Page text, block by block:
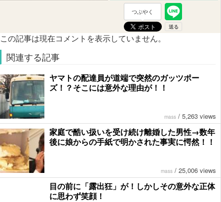
つぶやく
この記事は現在コメントを表示していません。
関連する記事
ヤマトの配達員が道端で突然のガッツポー
ズ！？そこには意外な理由が！！
mass / 5,263 views
家庭で酷い扱いを受け続け離婚した男性→数年
後に娘からの手紙で明かされた事実に愕然！！
mass / 25,006 views
目の前に「露出狂」が！しかしその意外な正体
に思わず笑顔！